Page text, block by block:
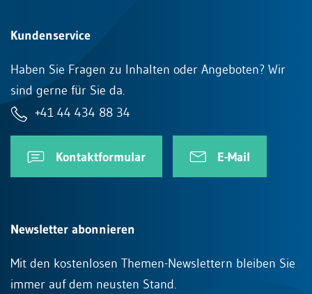
Kundenservice
Haben Sie Fragen zu Inhalten oder Angeboten? Wir
sind gerne für Sie da.
+41 44 434 88 34
Kontaktformular E-Mail
Newsletter abonnieren
Mit den kostenlosen Themen-Newslettern bleiben Sie
immer auf dem neusten Stand.